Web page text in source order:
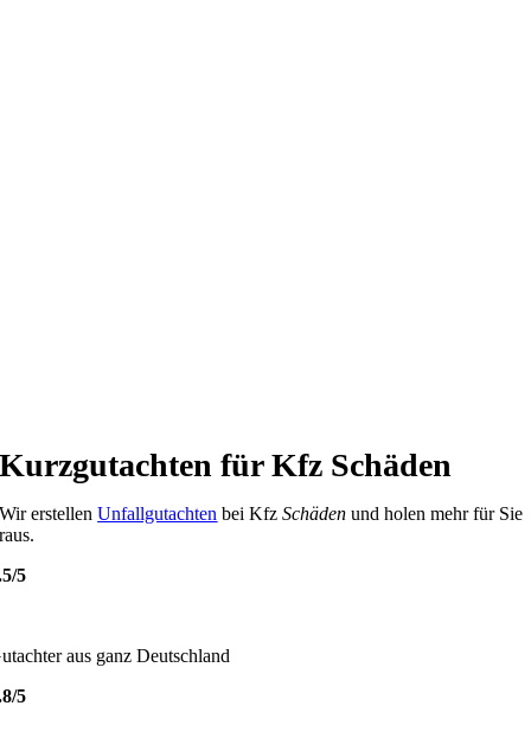
Kurzgutachten für Kfz Schäden
Wir erstellenUnfallgutachten bei KfzSchäden und holen mehr für Sie
raus.
5
aus ganz Deutschland
5